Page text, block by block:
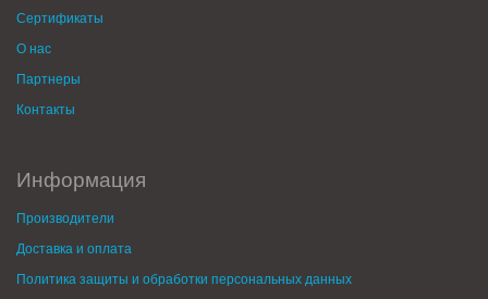
Сертификаты
О нас
Партнеры
Контакты
Информация
Производители
Доставка и оплата
Политика защиты и обработки персональных данных